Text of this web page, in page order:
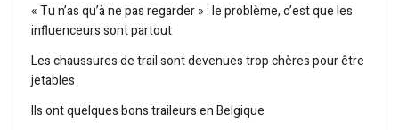
« Tu n’as qu’à ne pas regarder » : le problème, c’est que les
influenceurs sont partout
Les chaussures de trail sont devenues trop chères pour être
jetables
Ils ont quelques bons traileurs en Belgique